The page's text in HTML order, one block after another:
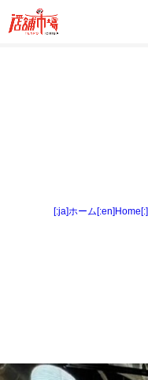
[:ja]ホーム[:en]Home[:]